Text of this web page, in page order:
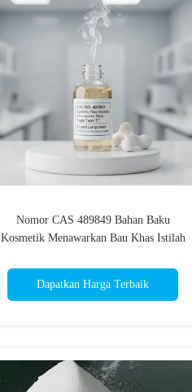
Nomor CAS 489849 Bahan Baku
Kosmetik Menawarkan Bau Khas Istilah
dalam Formulasi Perawatan Pribadi dan
Kosmetik
Dapatkan Harga Terbaik